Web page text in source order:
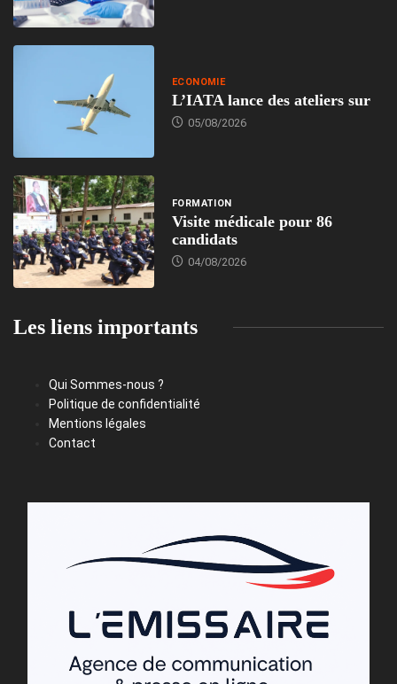
ECONOMIE
L’IATA lance des ateliers sur
05/08/2026
FORMATION
Visite médicale pour 86
candidats
04/08/2026
Les liens importants
Qui Sommes-nous ?
Politique de confidentialité
Mentions légales
Contact